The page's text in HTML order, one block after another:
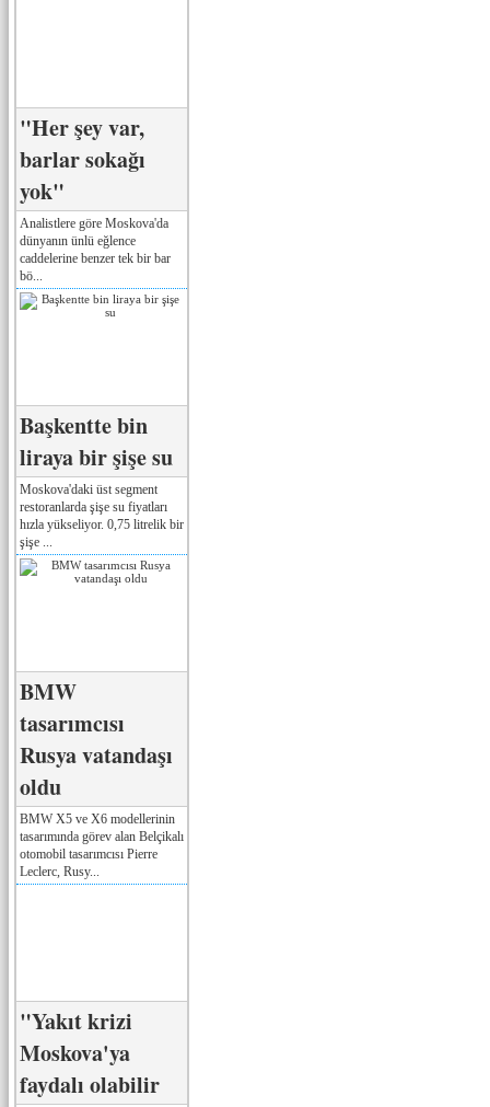
"Her şey var,
barlar sokağı
yok"
Analistlere göre Moskova'da
dünyanın ünlü eğlence
caddelerine benzer tek bir bar
bö...
Başkentte bin
liraya bir şişe su
Moskova'daki üst segment
restoranlarda şişe su fiyatları
hızla yükseliyor. 0,75 litrelik bir
şişe ...
BMW
tasarımcısı
Rusya vatandaşı
oldu
BMW X5 ve X6 modellerinin
tasarımında görev alan Belçikalı
otomobil tasarımcısı Pierre
Leclerc, Rusy...
"Yakıt krizi
Moskova'ya
faydalı olabilir